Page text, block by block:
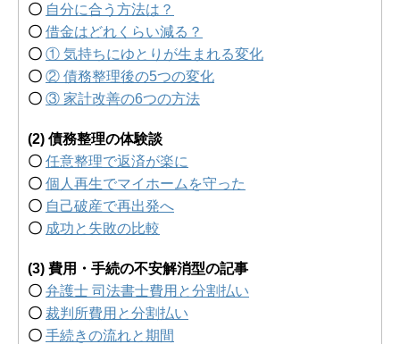
〇 自分に合う方法は？
〇 借金はどれくらい減る？
〇 ① 気持ちにゆとりが生まれる変化
〇 ② 債務整理後の5つの変化
〇 ③ 家計改善の6つの方法
(2) 債務整理の体験談
〇 任意整理で返済が楽に
〇 個人再生でマイホームを守った
〇 自己破産で再出発へ
〇 成功と失敗の比較
(3) 費用・手続の不安解消型の記事
〇 弁護士 司法書士費用と分割払い
〇 裁判所費用と分割払い
〇 手続きの流れと期間